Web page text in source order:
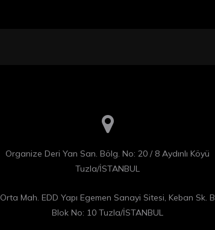
Organize Deri Yan San. Bölg. No: 20 / 8 Aydınlı Köyü
Tuzla/İSTANBUL
Orta Mah. EDD Yapı Egemen Sanayi Sitesi, Keban Sk. B
Blok No: 10 Tuzla/İSTANBUL